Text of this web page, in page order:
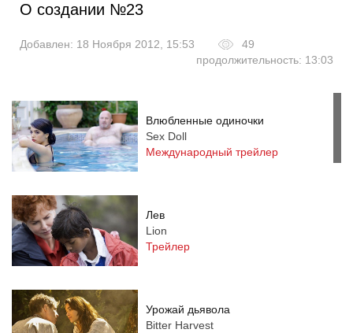
О создании №23
Добавлен: 18 Ноября 2012, 15:53
49
продолжительность: 13:03
Влюбленные одиночки
Sex Doll
Международный трейлер
Лев
Lion
Трейлер
Урожай дьявола
Bitter Harvest